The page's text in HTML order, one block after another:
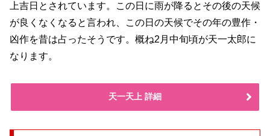
上吉日とされています。この日に雨が降るとその後の天候
が良くなくなると言われ、この日の天候でその年の豊作・
凶作を昔は占ったそうです。概ね2月中旬頃が天一太郎に
なります。
天一天上 詳細